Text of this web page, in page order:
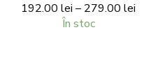
192.00 lei – 279.00 lei
În stoc